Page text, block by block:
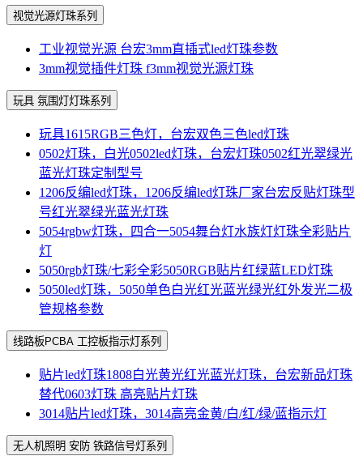
视觉光源灯珠系列
工业视觉光源 台宏3mm直插式led灯珠参数
3mm视觉插件灯珠 f3mm视觉光源灯珠
玩具 氛围灯灯珠系列
玩具1615RGB三色灯，台宏双色三色led灯珠
0502灯珠，白光0502led灯珠，台宏灯珠0502红光翠绿光
蓝光灯珠定制型号
1206反编led灯珠，1206反编led灯珠厂家台宏反贴灯珠型
号红光翠绿光蓝光灯珠
5054rgbw灯珠，四合一5054舞台灯水族灯灯珠全彩贴片
灯
5050rgb灯珠/七彩全彩5050RGB贴片红绿蓝LED灯珠
5050led灯珠，5050单色白光红光蓝光绿光红外发光二极
管规格参数
线路板PCBA 工控板指示灯系列
贴片led灯珠1808白光黄光红光蓝光灯珠，台宏新品灯珠
替代0603灯珠 高亮贴片灯珠
3014贴片led灯珠，3014高亮金黄/白/红/绿/蓝指示灯
无人机照明 安防 铁路信号灯系列